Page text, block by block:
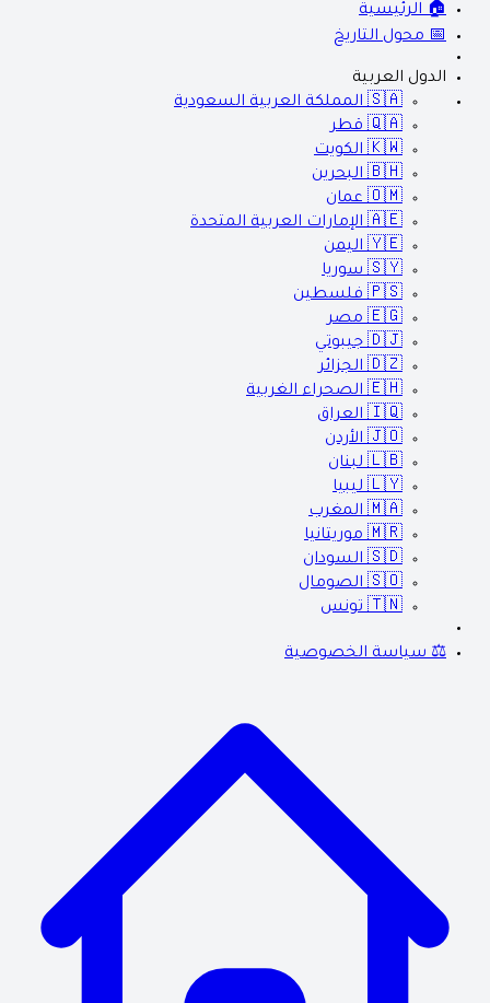
🏠 الرئيسية
📅 محول التاريخ
الدول العربية
🇸🇦 المملكة العربية السعودية
🇶🇦 قطر
🇰🇼 الكويت
🇧🇭 البحرين
🇴🇲 عمان
🇦🇪 الإمارات العربية المتحدة
🇾🇪 اليمن
🇸🇾 سوريا
🇵🇸 فلسطين
🇪🇬 مصر
🇩🇯 جيبوتي
🇩🇿 الجزائر
🇪🇭 الصحراء الغربية
🇮🇶 العراق
🇯🇴 الأردن
🇱🇧 لبنان
🇱🇾 ليبيا
🇲🇦 المغرب
🇲🇷 موريتانيا
🇸🇩 السودان
🇸🇴 الصومال
🇹🇳 تونس
⚖️ سياسة الخصوصية